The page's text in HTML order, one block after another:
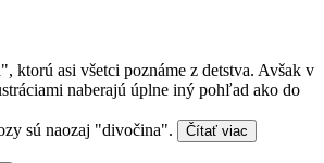
ktorú asi všetci poznáme z detstva. Avšak v
naberajú úplne iný pohľad ako do
sú naozaj "divočina".
Čítať viac